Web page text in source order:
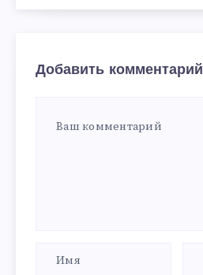
Добавить комментарий